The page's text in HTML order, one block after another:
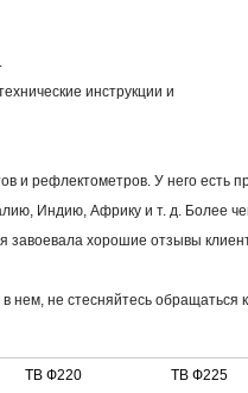
инструкции и
и рефлектометров. У него есть
Индию, Африку и т. д. Более
завоевала хорошие отзывы
не стесняйтесь обращаться
ТВ Ф220 ТВ Ф225